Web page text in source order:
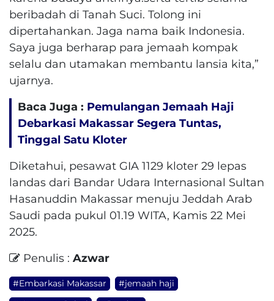
beribadah di Tanah Suci. Tolong ini
dipertahankan. Jaga nama baik Indonesia.
Saya juga berharap para jemaah kompak
selalu dan utamakan membantu lansia kita,”
ujarnya.
Baca Juga : Pemulangan Jemaah Haji
Debarkasi Makassar Segera Tuntas,
Tinggal Satu Kloter
Diketahui, pesawat GIA 1129 kloter 29 lepas
landas dari Bandar Udara Internasional Sultan
Hasanuddin Makassar menuju Jeddah Arab
Saudi pada pukul 01.19 WITA, Kamis 22 Mei
2025.
Penulis : Azwar
#Embarkasi Makassar
#jemaah haji